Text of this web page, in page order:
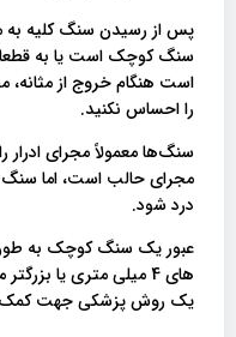
پس از رسیدن سنگ کلیه به
سنگ کوچک است یا به
است هنگام خروج از مثانه،
را احساس نکنید.
سنگ‌ها معمولاً مجرای ادرار
مجرای حالب است، اما سنگ
درد شود.
های 4 میلی متری یا
یک روش پزشکی جهت کمک